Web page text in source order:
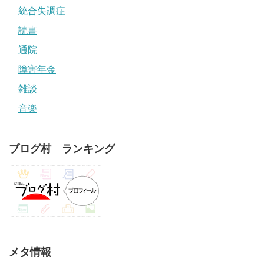
統合失調症
読書
通院
障害年金
雑談
音楽
ブログ村 ランキング
メタ情報